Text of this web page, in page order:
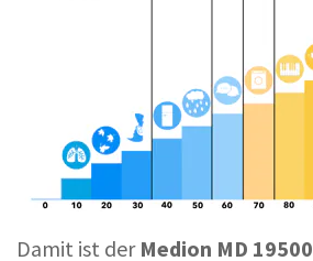
Damit ist der Medion MD 19500